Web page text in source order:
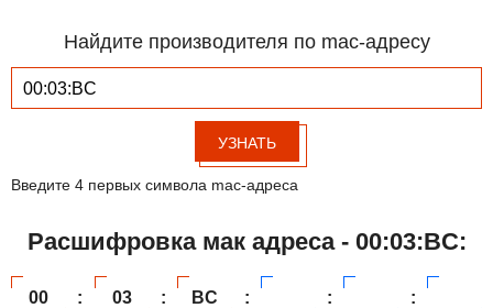
Найдите производителя по mac-адресу
УЗНАТЬ
Введите 4 первых символа mac-адреса
Расшифровка мак адреса - 00:03:BC:
00 : 03 : BC : : :